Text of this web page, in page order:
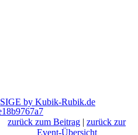
SIGE by Kubik-Rubik.de
zurück zum Beitrag | zurück zur
Event-Übersicht